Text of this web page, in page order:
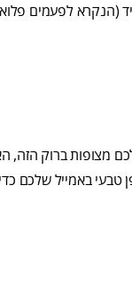
(הנקרא לפעמים
מצופות ברוק הזה,
באמייל שלכם